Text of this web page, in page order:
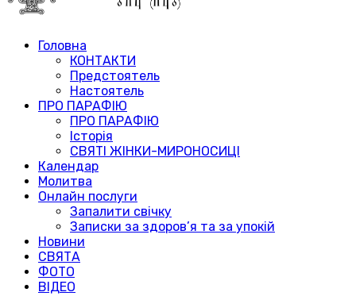
Головна
КОНТАКТИ
Предстоятель
Настоятель
ПРО ПАРАФІЮ
ПРО ПАРАФІЮ
Історія
СВЯТІ ЖІНКИ-МИРОНОСИЦІ
Календар
Молитва
Онлайн послуги
Запалити свічку
Записки за здоров’я та за упокій
Новини
СВЯТА
ФОТО
ВІДЕО